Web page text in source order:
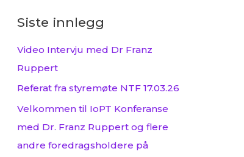
t
e
r
:
Siste innlegg
Video Intervju med Dr Franz
Ruppert
Referat fra styremøte NTF 17.03.26
Velkommen til IoPT Konferanse
med Dr. Franz Ruppert og flere
andre foredragsholdere på